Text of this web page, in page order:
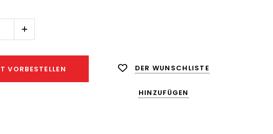
Menge
verringern:
VORBESTELLEN DER WUNSCHLISTE
HINZUFÜGEN